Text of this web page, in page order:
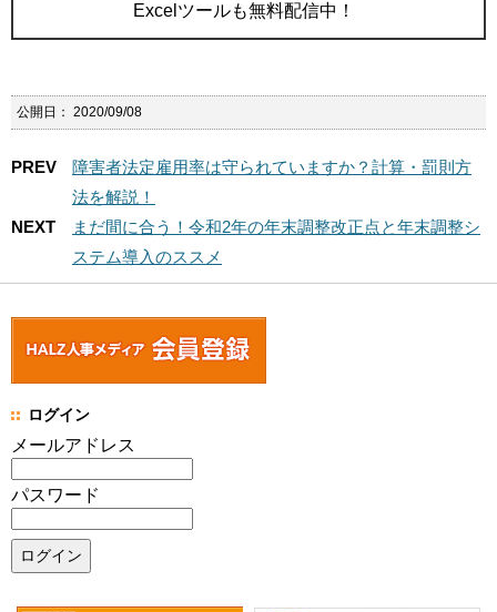
Excelツールも無料配信中！
公開日： 2020/09/08
PREV
障害者法定雇用率は守られていますか？計算・罰則方
法を解説！
NEXT
まだ間に合う！令和2年の年末調整改正点と年末調整シ
ステム導入のススメ
ログイン
メールアドレス
パスワード